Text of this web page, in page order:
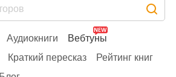
Аудиокниги
Вебтуны
Краткий пересказ
Рейтинг книг